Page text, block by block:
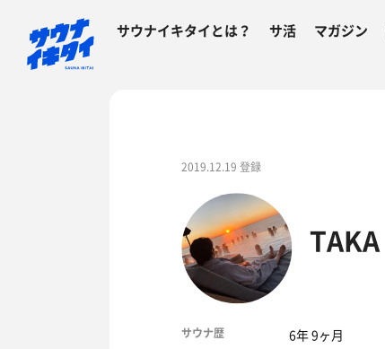
サウナイキタイとは？ サ活 マガジン
2019.12.19 登録
TAKA
サウナ歴 6年 9ヶ月